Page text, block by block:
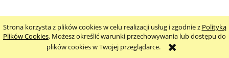
Strona korzysta z plików cookies w celu realizacji usług i zgodnie z Polityką
Plików Cookies. Możesz określić warunki przechowywania lub dostępu do
plików cookies w Twojej przeglądarce.